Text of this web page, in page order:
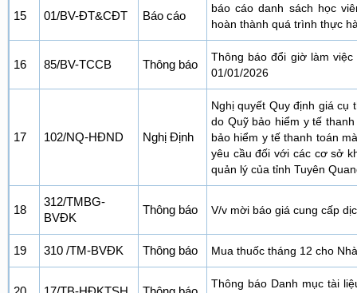
15 01/BV-ĐT&CĐT Báo cáo
báo cáo danh sách học
hoàn thành quá trình thực
16 85/BV-TCCB Thông báo
Thông báo đổi giờ làm
01/01/2026
17 102/NQ-HĐND Nghị Định
Nghị quyết Quy định giá cụ
do Quỹ bảo hiểm y tế
bảo hiểm y tế thanh toán
yêu cầu đối với các cơ sở
quản lý của tỉnh Tuyên
18
312/TMBG-
BVĐK
Thông báo V/v mời báo giá cung cấp
19 310 /TM-BVĐK Thông báo Mua thuốc tháng 12 cho
Thông báo Danh mục tài